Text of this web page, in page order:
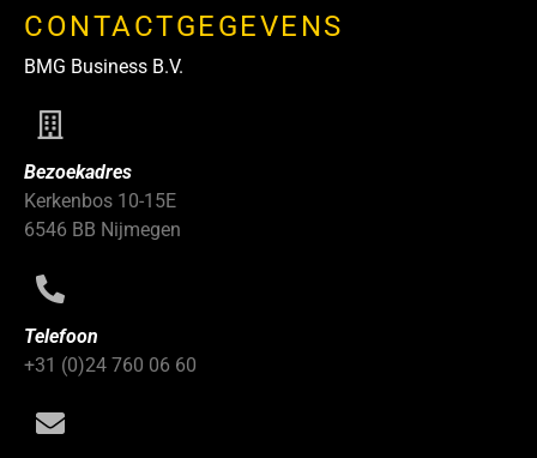
CONTACTGEGEVENS
BMG Business B.V.
Bezoekadres
Kerkenbos 10-15E
6546 BB Nijmegen
Telefoon
+31 (0)24 760 06 60